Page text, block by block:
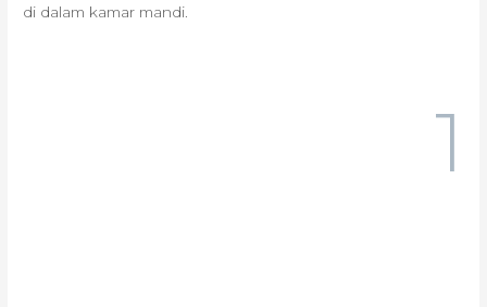
di dalam kamar mandi.
1